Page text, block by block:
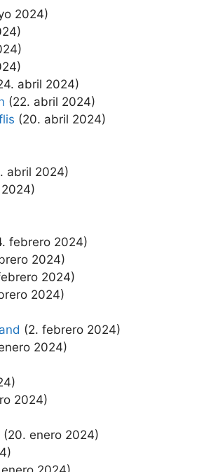
2024)
abril 2024)
(22. abril 2024)
(20. abril 2024)
abril 2024)
febrero 2024)
2024)
2024)
2024)
(2. febrero 2024)
2024)
2024)
(20. enero 2024)